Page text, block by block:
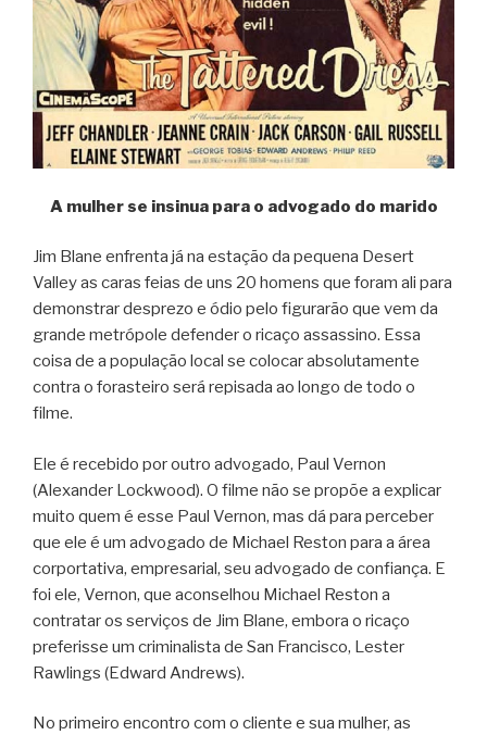
A mulher se insinua para o advogado do marido
Jim Blane enfrenta já na estação da pequena Desert
Valley as caras feias de uns 20 homens que foram ali para
demonstrar desprezo e ódio pelo figurarão que vem da
grande metrópole defender o ricaço assassino. Essa
coisa de a população local se colocar absolutamente
contra o forasteiro será repisada ao longo de todo o
filme.
Ele é recebido por outro advogado, Paul Vernon
(Alexander Lockwood). O filme não se propõe a explicar
muito quem é esse Paul Vernon, mas dá para perceber
que ele é um advogado de Michael Reston para a área
corportativa, empresarial, seu advogado de confiança. E
foi ele, Vernon, que aconselhou Michael Reston a
contratar os serviços de Jim Blane, embora o ricaço
preferisse um criminalista de San Francisco, Lester
Rawlings (Edward Andrews).
No primeiro encontro com o cliente e sua mulher, as